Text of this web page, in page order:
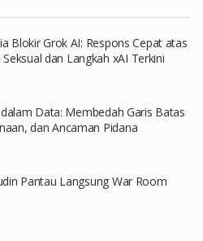
Blokir Grok AI: Respons Cepat atas
dan Langkah xAI Terkini
Data: Membedah Garis Batas
dan Ancaman Pidana
Pantau Langsung War Room